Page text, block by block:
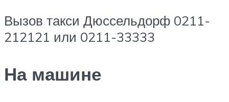
Вызов такси Дюссельдорф 0211-
212121 или 0211-33333
На машине